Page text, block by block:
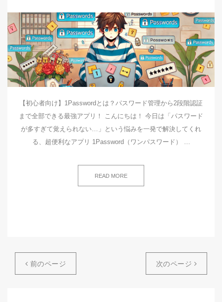
【初心者向け】1Passwordとは？パスワード管理から2段階認証
まで全部できる最強アプリ！ こんにちは！ 今日は「パスワード
が多すぎて覚えられない…」という悩みを一発で解決してくれ
る、超便利なアプリ 1Password（ワンパスワード） …
READ MORE
前のページ 次のページ